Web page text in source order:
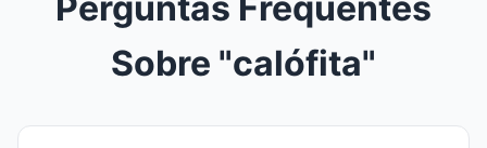
Sobre "calófita"